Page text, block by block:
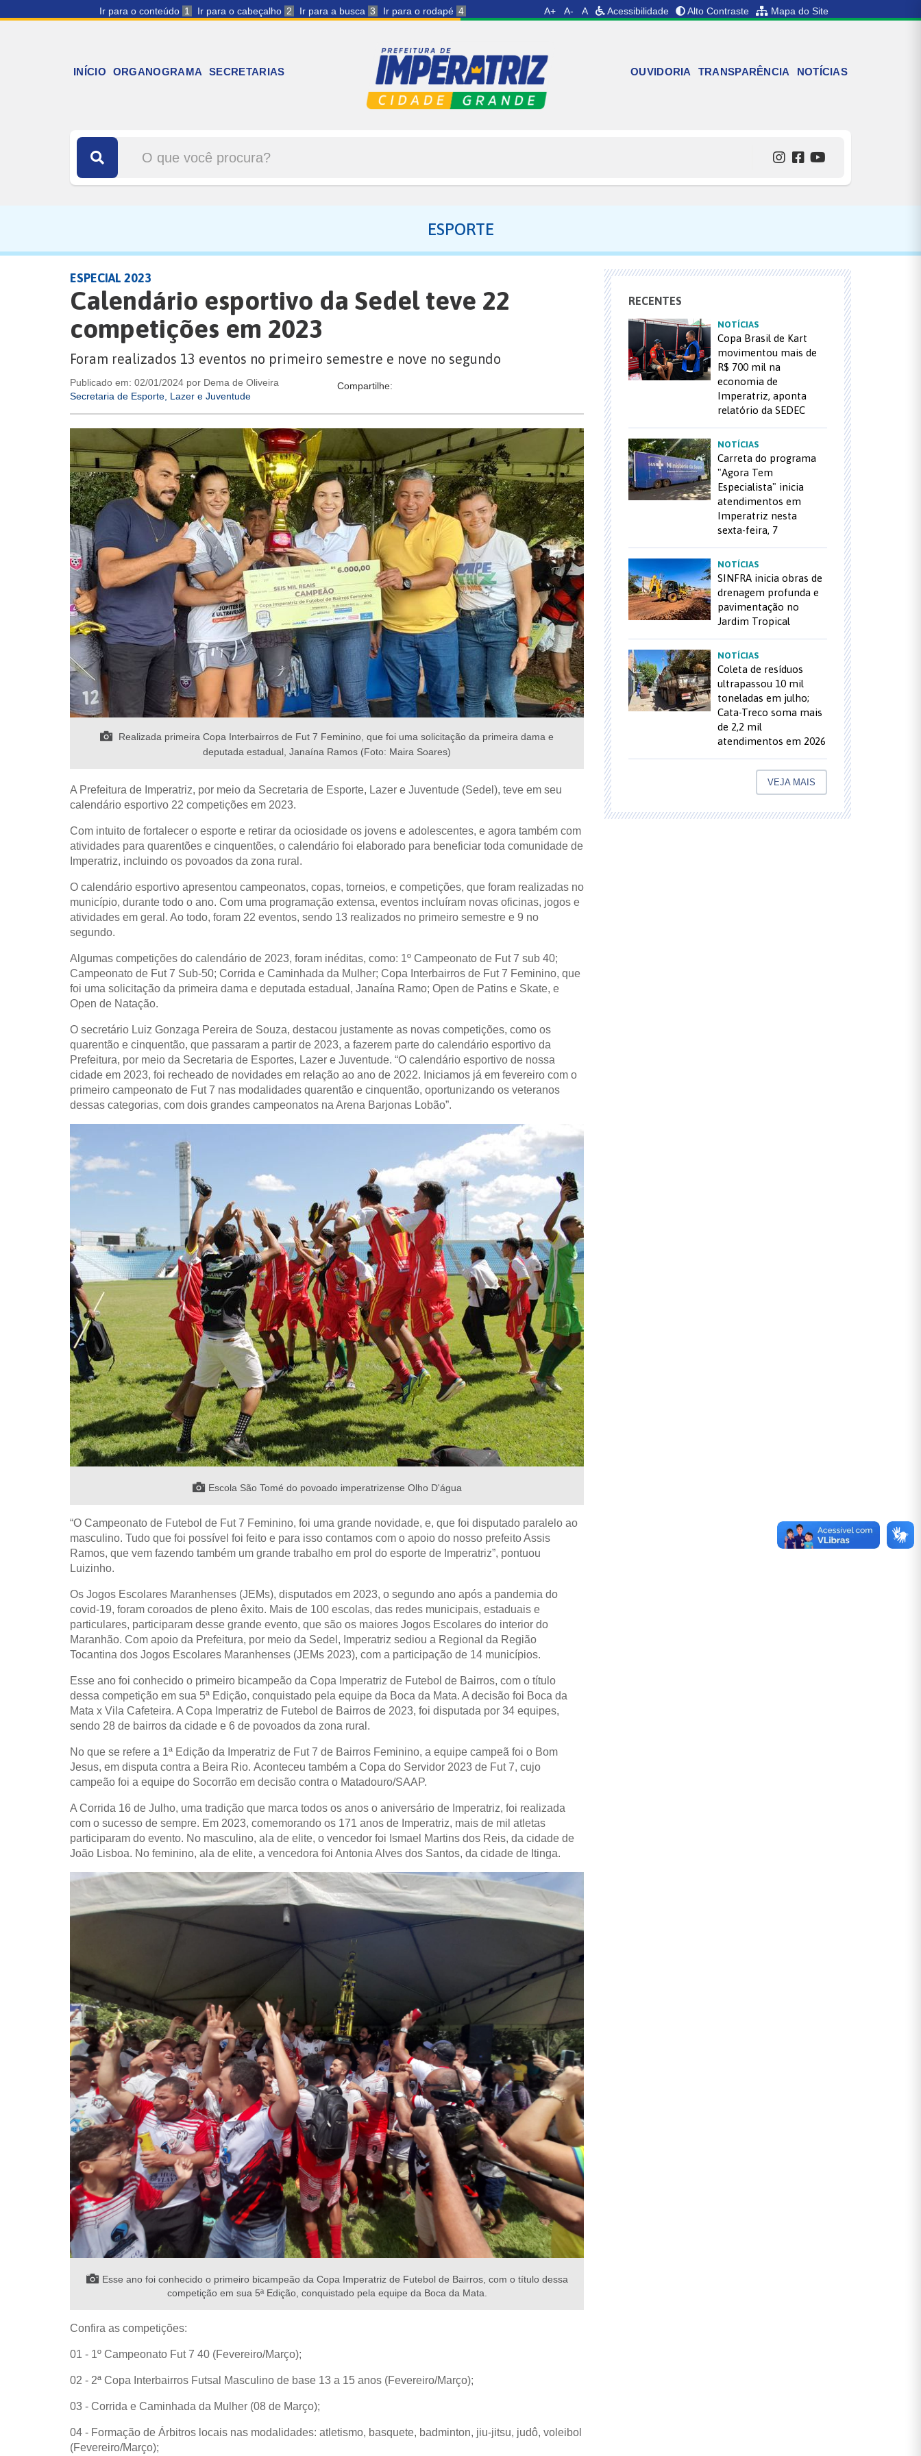
Ir para o conteúdo 1 Ir para o cabeçalho 2 Ir para a busca 3 Ir para o rodapé 4 A+ A- A Acessibilidade Alto Contraste Mapa do Site
INÍCIO ORGANOGRAMA SECRETARIAS OUVIDORIA TRANSPARÊNCIA NOTÍCIAS
ESPORTE
ESPECIAL 2023
Calendário esportivo da Sedel teve 22
competições em 2023
Foram realizados 13 eventos no primeiro semestre e nove no segundo
Publicado em: 02/01/2024 por Dema de Oliveira
Secretaria de Esporte, Lazer e Juventude
Compartilhe:
Realizada primeira Copa Interbairros de Fut 7 Feminino, que foi uma solicitação da primeira dama e
deputada estadual, Janaína Ramos (Foto: Maira Soares)
A Prefeitura de Imperatriz, por meio da Secretaria de Esporte, Lazer e Juventude (Sedel), teve em seu
calendário esportivo 22 competições em 2023.
Com intuito de fortalecer o esporte e retirar da ociosidade os jovens e adolescentes, e agora também com
atividades para quarentões e cinquentões, o calendário foi elaborado para beneficiar toda comunidade de
Imperatriz, incluindo os povoados da zona rural.
O calendário esportivo apresentou campeonatos, copas, torneios, e competições, que foram realizadas no
município, durante todo o ano. Com uma programação extensa, eventos incluíram novas oficinas, jogos e
atividades em geral. Ao todo, foram 22 eventos, sendo 13 realizados no primeiro semestre e 9 no
segundo.
Algumas competições do calendário de 2023, foram inéditas, como: 1º Campeonato de Fut 7 sub 40;
Campeonato de Fut 7 Sub-50; Corrida e Caminhada da Mulher; Copa Interbairros de Fut 7 Feminino, que
foi uma solicitação da primeira dama e deputada estadual, Janaína Ramo; Open de Patins e Skate, e
Open de Natação.
O secretário Luiz Gonzaga Pereira de Souza, destacou justamente as novas competições, como os
quarentão e cinquentão, que passaram a partir de 2023, a fazerem parte do calendário esportivo da
Prefeitura, por meio da Secretaria de Esportes, Lazer e Juventude. “O calendário esportivo de nossa
cidade em 2023, foi recheado de novidades em relação ao ano de 2022. Iniciamos já em fevereiro com o
primeiro campeonato de Fut 7 nas modalidades quarentão e cinquentão, oportunizando os veteranos
dessas categorias, com dois grandes campeonatos na Arena Barjonas Lobão”.
Escola São Tomé do povoado imperatrizense Olho D'água
“O Campeonato de Futebol de Fut 7 Feminino, foi uma grande novidade, e, que foi disputado paralelo ao
masculino. Tudo que foi possível foi feito e para isso contamos com o apoio do nosso prefeito Assis
Ramos, que vem fazendo também um grande trabalho em prol do esporte de Imperatriz”, pontuou
Luizinho.
Os Jogos Escolares Maranhenses (JEMs), disputados em 2023, o segundo ano após a pandemia do
covid-19, foram coroados de pleno êxito. Mais de 100 escolas, das redes municipais, estaduais e
particulares, participaram desse grande evento, que são os maiores Jogos Escolares do interior do
Maranhão. Com apoio da Prefeitura, por meio da Sedel, Imperatriz sediou a Regional da Região
Tocantina dos Jogos Escolares Maranhenses (JEMs 2023), com a participação de 14 municípios.
Esse ano foi conhecido o primeiro bicampeão da Copa Imperatriz de Futebol de Bairros, com o título
dessa competição em sua 5ª Edição, conquistado pela equipe da Boca da Mata. A decisão foi Boca da
Mata x Vila Cafeteira. A Copa Imperatriz de Futebol de Bairros de 2023, foi disputada por 34 equipes,
sendo 28 de bairros da cidade e 6 de povoados da zona rural.
No que se refere a 1ª Edição da Imperatriz de Fut 7 de Bairros Feminino, a equipe campeã foi o Bom
Jesus, em disputa contra a Beira Rio. Aconteceu também a Copa do Servidor 2023 de Fut 7, cujo
campeão foi a equipe do Socorrão em decisão contra o Matadouro/SAAP.
A Corrida 16 de Julho, uma tradição que marca todos os anos o aniversário de Imperatriz, foi realizada
com o sucesso de sempre. Em 2023, comemorando os 171 anos de Imperatriz, mais de mil atletas
participaram do evento. No masculino, ala de elite, o vencedor foi Ismael Martins dos Reis, da cidade de
João Lisboa. No feminino, ala de elite, a vencedora foi Antonia Alves dos Santos, da cidade de Itinga.
Esse ano foi conhecido o primeiro bicampeão da Copa Imperatriz de Futebol de Bairros, com o título dessa
competição em sua 5ª Edição, conquistado pela equipe da Boca da Mata.
Confira as competições:
01 - 1º Campeonato Fut 7 40 (Fevereiro/Março);
02 - 2ª Copa Interbairros Futsal Masculino de base 13 a 15 anos (Fevereiro/Março);
03 - Corrida e Caminhada da Mulher (08 de Março);
04 - Formação de Árbitros locais nas modalidades: atletismo, basquete, badminton, jiu-jitsu, judô, voleibol
(Fevereiro/Março);
RECENTES
NOTÍCIAS
Copa Brasil de Kart
movimentou mais de
R$ 700 mil na
economia de
Imperatriz, aponta
relatório da SEDEC
NOTÍCIAS
Carreta do programa
"Agora Tem
Especialista" inicia
atendimentos em
Imperatriz nesta
sexta-feira, 7
NOTÍCIAS
SINFRA inicia obras de
drenagem profunda e
pavimentação no
Jardim Tropical
NOTÍCIAS
Coleta de resíduos
ultrapassou 10 mil
toneladas em julho;
Cata-Treco soma mais
de 2,2 mil
atendimentos em 2026
VEJA MAIS